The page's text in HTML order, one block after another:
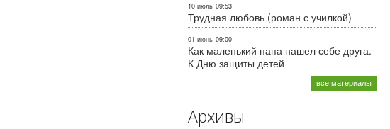
10 июль 09:53
Трудная любовь (роман с училкой)
01 июнь 09:00
Как маленький папа нашел себе друга.
К Дню защиты детей
все материалы
Архивы